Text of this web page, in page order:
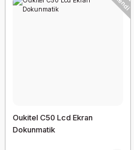
Oukitel C50 Lcd Ekran
Dokunmatik